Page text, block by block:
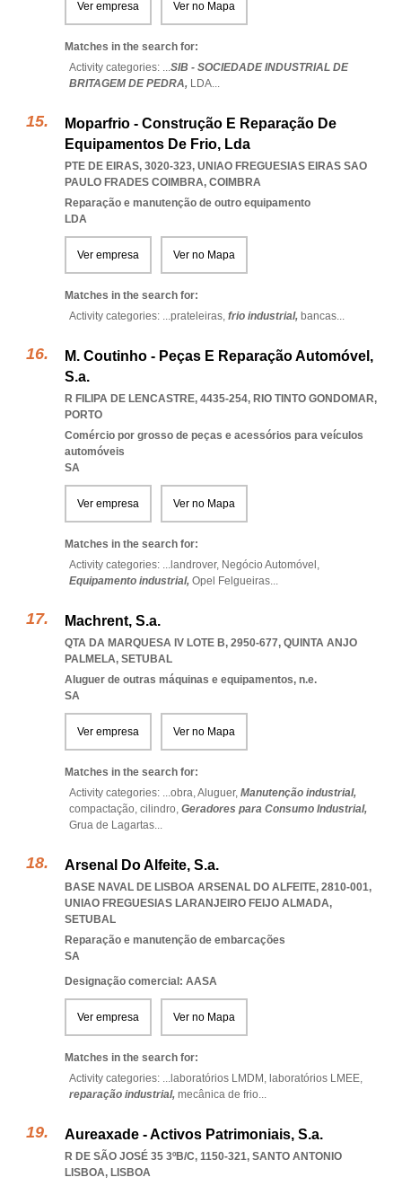
Ver empresa Ver no Mapa
Matches in the search for:
Activity categories: ...SIB - SOCIEDADE INDUSTRIAL DE
BRITAGEM DE PEDRA, LDA...
Moparfrio - Construção E Reparação De
Equipamentos De Frio, Lda
PTE DE EIRAS, 3020-323, UNIAO FREGUESIAS EIRAS SAO
PAULO FRADES COIMBRA, COIMBRA
Reparação e manutenção de outro equipamento
LDA
Ver empresa Ver no Mapa
Matches in the search for:
Activity categories: ...prateleiras, frio industrial, bancas...
M. Coutinho - Peças E Reparação Automóvel,
S.a.
R FILIPA DE LENCASTRE, 4435-254, RIO TINTO GONDOMAR,
PORTO
Comércio por grosso de peças e acessórios para veículos
automóveis
SA
Ver empresa Ver no Mapa
Matches in the search for:
Activity categories: ... landrover, Negócio Automóvel,
Equipamento industrial, Opel Felgueiras...
Machrent, S.a.
QTA DA MARQUESA IV LOTE B, 2950-677, QUINTA ANJO
PALMELA, SETUBAL
Aluguer de outras máquinas e equipamentos, n.e.
SA
Ver empresa Ver no Mapa
Matches in the search for:
Activity categories: ...obra,Aluguer, Manutenção industrial,
compactação, cilindro, Geradores para Consumo Industrial,
Grua de Lagartas...
Arsenal Do Alfeite, S.a.
BASE NAVAL DE LISBOA ARSENAL DO ALFEITE, 2810-001,
UNIAO FREGUESIAS LARANJEIRO FEIJO ALMADA,
SETUBAL
Reparação e manutenção de embarcações
SA
Designação comercial: AASA
Ver empresa Ver no Mapa
Matches in the search for:
Activity categories: ... laboratórios LMDM, laboratórios LMEE,
reparação industrial, mecânica de frio...
Aureaxade - Activos Patrimoniais, S.a.
R DE SÃO JOSÉ 35 3ºB/C, 1150-321, SANTO ANTONIO
LISBOA, LISBOA